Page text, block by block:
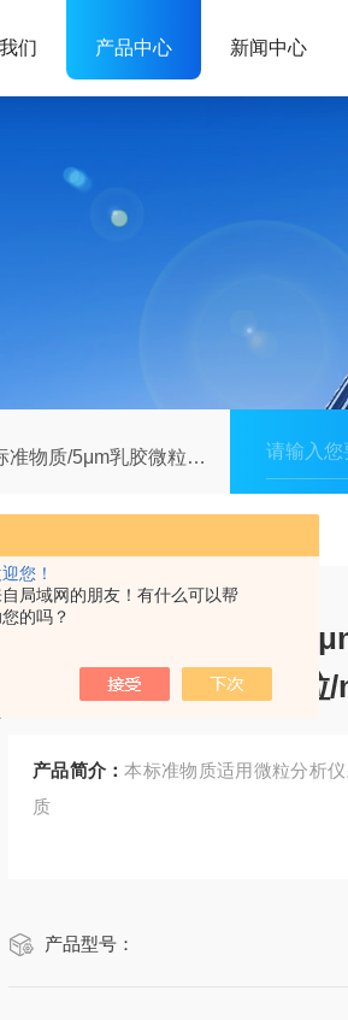
您！
局域网的朋友！有什么可以帮
的吗？
们 产品中心 新闻中心
粒标准物质GBW09701（颗粒计数）-3000粒/mL-100mL
CRM鸿蒙标准物质/
（颗粒计数）-3000
产品简介：本标准物质适用微粒分析
质
产品型号：